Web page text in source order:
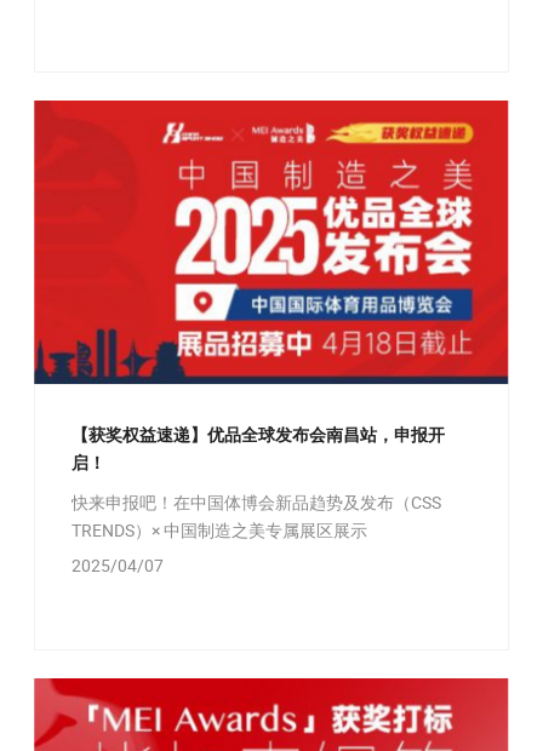
【获奖权益速递】优品全球发布会南昌站，申报开
启！
快来申报吧！在中国体博会新品趋势及发布（CSS
TRENDS）× 中国制造之美专属展区展示
2025/04/07